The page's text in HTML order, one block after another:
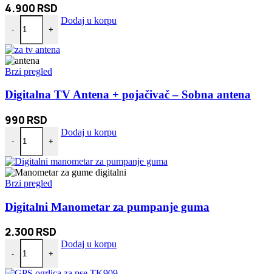
4.900 RSD
-
Delta Taktičke Čizme količina
+
Dodaj u korpu
Brzi pregled
Digitalna TV Antena + pojačivač – Sobna antena
990 RSD
-
Digitalna TV Antena + pojačivač - Sobna antena količina
+
Dodaj u korpu
Brzi pregled
Digitalni Manometar za pumpanje guma
2.300 RSD
-
Digitalni Manometar za pumpanje guma količina
+
Dodaj u korpu